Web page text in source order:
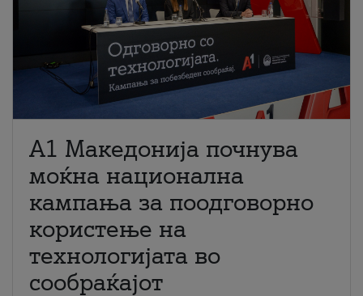
A1 Македонија почнува
моќна национална
кампања за поодговорно
користење на
технологијата во
сообраќајот